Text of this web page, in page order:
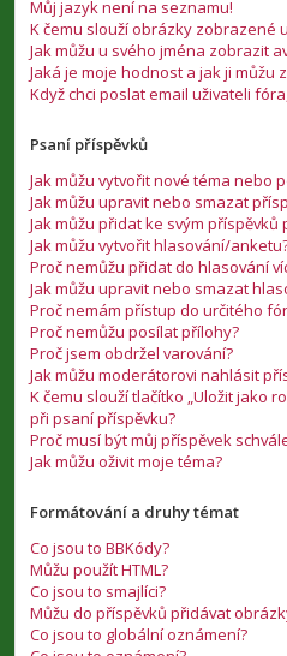
Můj jazyk není na seznamu!
K čemu slouží obrázky zobrazené
Jak můžu u svého jména zobrazit
Jaká je moje hodnost a jak ji můžu
Když chci poslat email uživateli
Psaní příspěvků
Jak můžu vytvořit nové téma nebo
Jak můžu upravit nebo smazat
Jak můžu přidat ke svým příspěvků
Jak můžu vytvořit hlasování/
Proč nemůžu přidat do hlasování
Jak můžu upravit nebo smazat
Proč nemám přístup do určitého
Proč nemůžu posílat přílohy?
Proč jsem obdržel varování?
Jak můžu moderátorovi nahlásit
K čemu slouží tlačítko „Uložit jako
při psaní příspěvku?
Proč musí být můj příspěvek
Jak můžu oživit moje téma?
Formátování a druhy témat
Co jsou to BBKódy?
Můžu použít HTML?
Co jsou to smajlíci?
Můžu do příspěvků přidávat
Co jsou to globální oznámení?